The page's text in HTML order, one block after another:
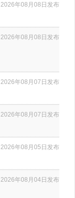
2026年08月08日发布
2026年08月08日发布
2026年08月07日发布
2026年08月07日发布
2026年08月05日发布
2026年08月04日发布